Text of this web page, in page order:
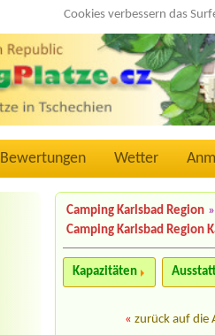
Cookies verbessern das
Bewertungen Wetter
Camping Karlsbad Region »
Camping Karlsbad Region
Kapazitäten
«zurück auf die